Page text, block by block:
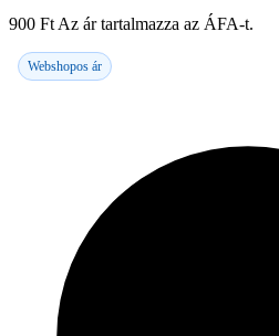
900 Ft Az ár tartalmazza az ÁFA-t.
Webshopos ár